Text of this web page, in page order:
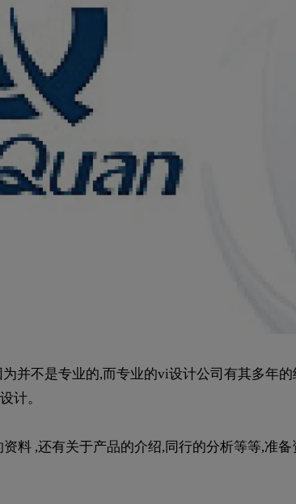
并不是专业的,而专业的vi设计公司有其多年
计。
料 ,还有关于产品的介绍,同行的分析等等,准